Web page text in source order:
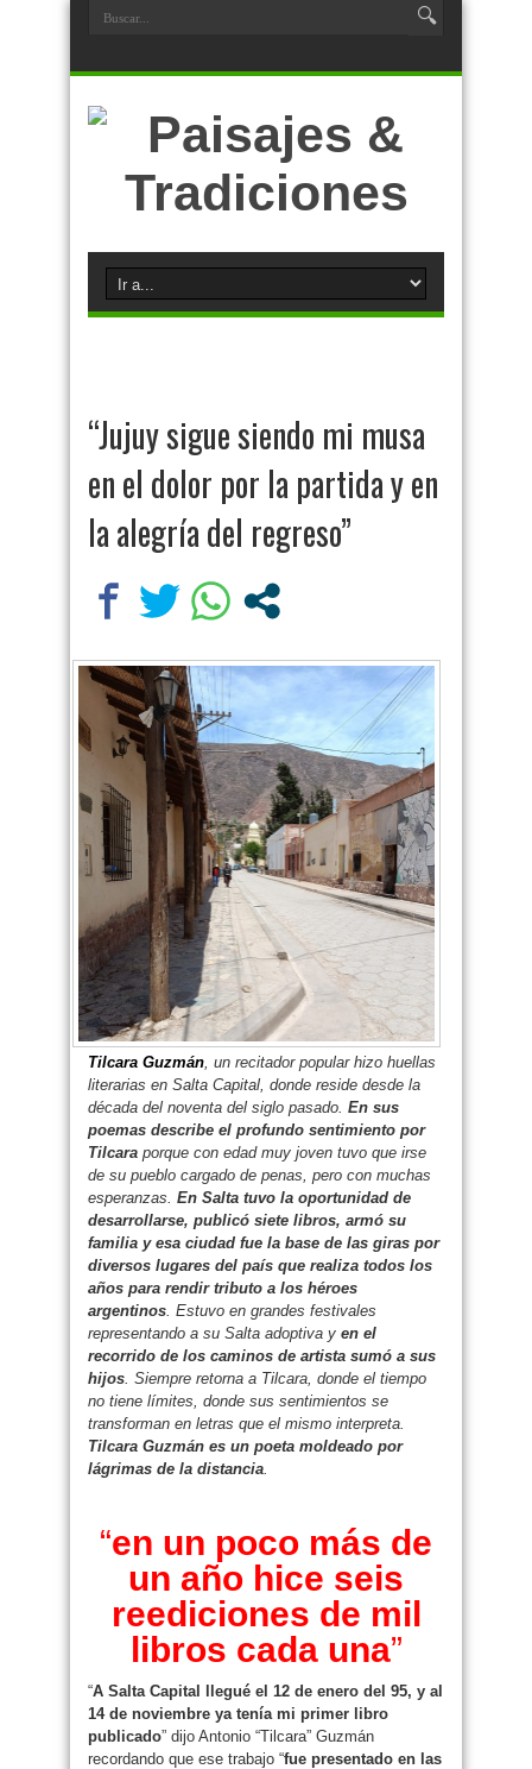
“Jujuy sigue siendo mi musa
en el dolor por la partida y en
la alegría del regreso”
Tilcara Guzmán , un recitador popular hizo huellas
literarias en Salta Capital, donde reside desde la
década del noventa del siglo pasado. En sus
poemas describe el profundo sentimiento por
Tilcara porque con edad muy joven tuvo que irse
de su pueblo cargado de penas, pero con muchas
esperanzas. En Salta tuvo la oportunidad de
desarrollarse, publicó siete libros, armó su
familia y esa ciudad fue la base de las giras por
diversos lugares del país que realiza todos los
años para rendir tributo a los héroes
argentinos . Estuvo en grandes festivales
representando a su Salta adoptiva y en el
recorrido de los caminos de artista sumó a sus
hijos . Siempre retorna a Tilcara, donde el tiempo
no tiene límites, donde sus sentimientos se
transforman en letras que el mismo interpreta.
Tilcara Guzmán es un poeta moldeado por
lágrimas de la distancia
“en un poco más de
un año hice seis
reediciones de mil
libros cada una”
“A Salta Capital llegué el 12 de enero del 95, y al
14 de noviembre ya tenía mi primer libro
publicado” dijo Antonio “Tilcara” Guzmán
recordando que ese trabajo “fue presentado en las